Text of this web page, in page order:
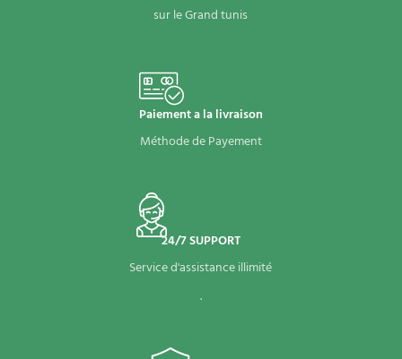
sur le Grand tunis
Paiement a la livraison
Méthode de Payement
24/7 SUPPORT
Service d'assistance illimité
.